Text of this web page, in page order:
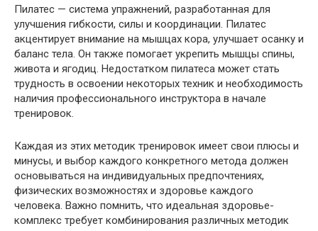
Пилатес — система упражнений, разработанная для
улучшения гибкости, силы и координации. Пилатес
акцентирует внимание на мышцах кора, улучшает осанку и
баланс тела. Он также помогает укрепить мышцы спины,
живота и ягодиц. Недостатком пилатеса может стать
трудность в освоении некоторых техник и необходимость
наличия профессионального инструктора в начале
тренировок.
Каждая из этих методик тренировок имеет свои плюсы и
минусы, и выбор каждого конкретного метода должен
основываться на индивидуальных предпочтениях,
физических возможностях и здоровье каждого
человека. Важно помнить, что идеальная здоровье-
комплекс требует комбинирования различных методик